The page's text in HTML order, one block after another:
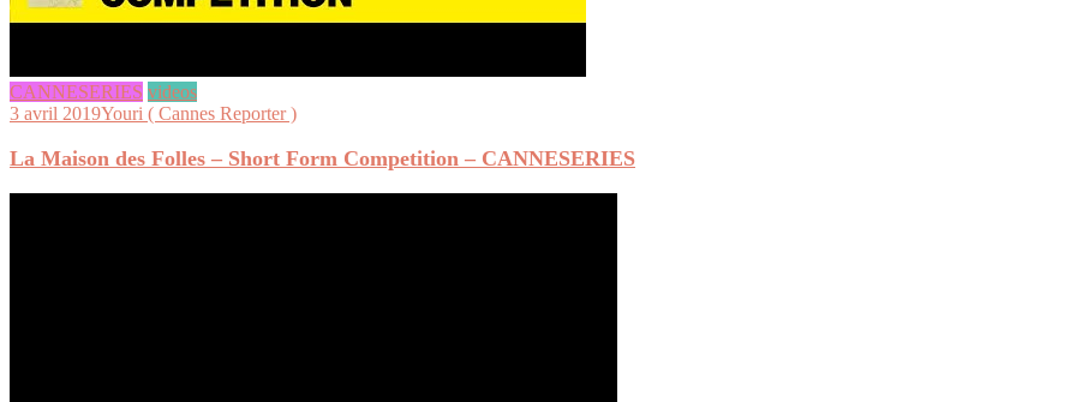
CANNESERIES videos
3 avril 2019Youri ( Cannes Reporter )
La Maison des Folles – Short Form Competition – CANNESERIES